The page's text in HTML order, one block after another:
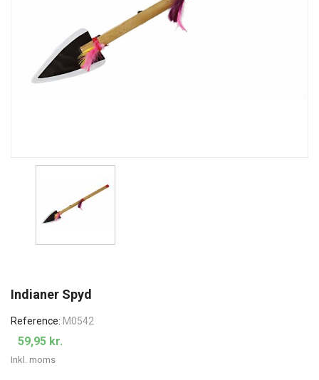
Indianer Spyd
Reference: M0542
59,95 kr.
Inkl. moms